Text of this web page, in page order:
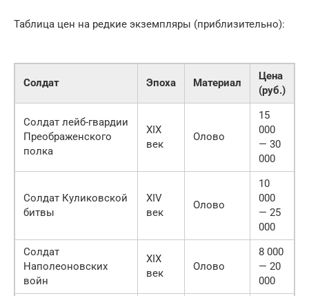
Таблица цен на редкие экземпляры (приблизительно):
Солдат Эпоха Материал
Цена
(руб.)
Солдат лейб-гвардии
Преображенского
полка
XIX
век
Олово
15
000
— 30
000
Солдат Куликовской
битвы
XIV
век
Олово
10
000
— 25
000
Солдат
Наполеоновских
войн
XIX
век
Олово
8 000
— 20
000